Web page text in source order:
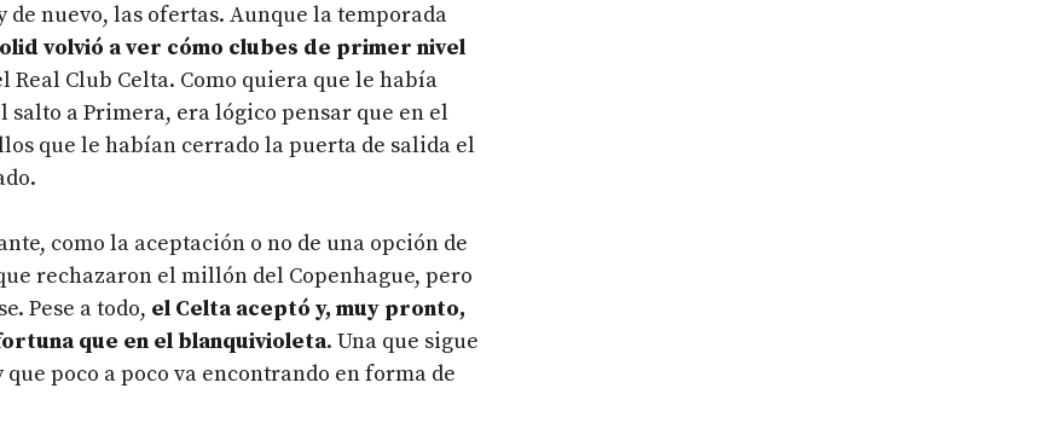
de nuevo, las ofertas. Aunque la temporada
volvió a ver cómo clubes de primer nivel
Real Club Celta. Como quiera que le había
a Primera, era lógico pensar que en el
que le habían cerrado la puerta de salida el
como la aceptación o no de una opción de
rechazaron el millón del Copenhague, pero
Pese a todo, el Celta aceptó y, muy pronto,
que en el blanquivioleta. Una que sigue
poco a poco va encontrando en forma de